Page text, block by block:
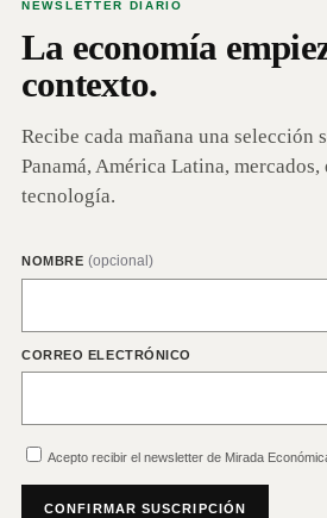
NEWSLETTER DIARIO
La economía
contexto.
Recibe cada mañana una selección
Panamá, América Latina, mercados,
tecnología.
NOMBRE (opcional)
CORREO ELECTRÓNICO
Acepto recibir el newsletter de Mirada
CONFIRMAR SUSCRIPCIÓN